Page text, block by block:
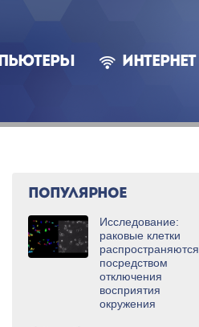
ИНТЕРНЕТ
ПОПУЛЯРНОЕ
Исследование:
раковые клетки
распространяются
посредством
отключения
восприятия
окружения